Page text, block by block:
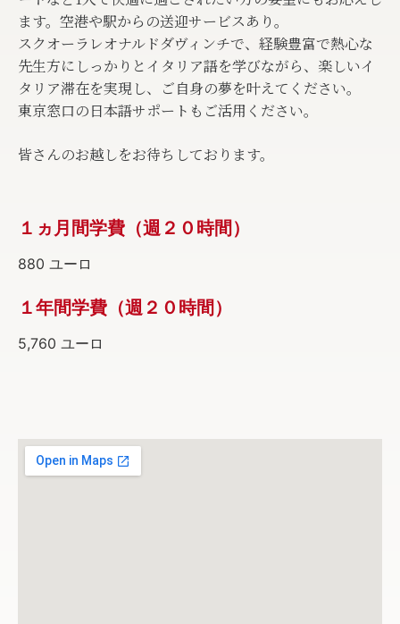
ます。空港や駅からの送迎サービスあり。
スクオーラレオナルドダヴィンチで、経験豊富で熱心な
先生方にしっかりとイタリア語を学びながら、楽しいイ
タリア滞在を実現し、ご自身の夢を叶えてください。
東京窓口の日本語サポートもご活用ください。
皆さんのお越しをお待ちしております。
１ヵ月間学費（週２０時間）
880 ユーロ
１年間学費（週２０時間）
5,760 ユーロ